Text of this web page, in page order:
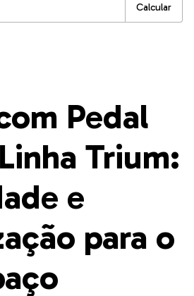
Calcular
Pedal
Trium:
e
para o